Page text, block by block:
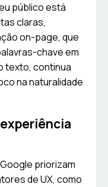
público está
claras,
on-page, que
chave em
texto, continua
na naturalidade
priorizam
de UX, como